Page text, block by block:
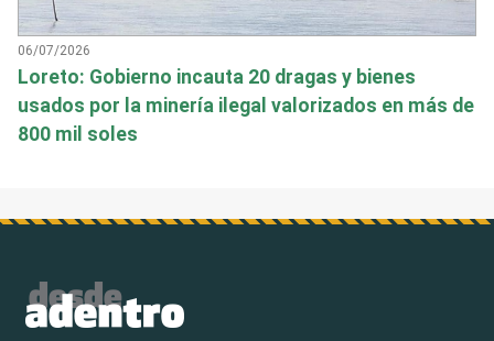
06/07/2026
Loreto: Gobierno incauta 20 dragas y bienes
usados por la minería ilegal valorizados en más de
800 mil soles